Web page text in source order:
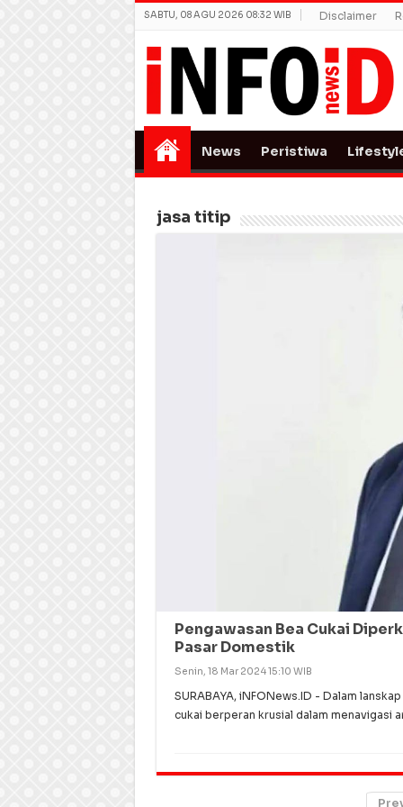
SABTU, 08 AGU 2026 08:32 WIB Disclaimer
News Peristiwa
jasa titip
Pengawasan Bea Cukai
Pasar Domestik
Senin, 18 Mar 2024 15:10 WIB
SURABAYA, iNFONews.ID - Dalam
cukai berperan krusial dalam menavigasi